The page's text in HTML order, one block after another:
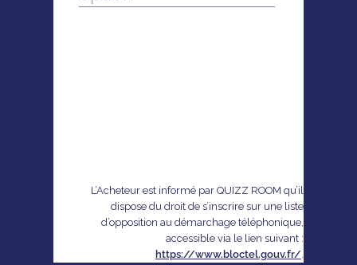
L’Acheteur est informé par QUIZZ ROOM qu’il
dispose du droit de s’inscrire sur une liste
d’opposition au démarchage téléphonique,
accessible via le lien suivant :
https://www.bloctel.gouv.fr/.